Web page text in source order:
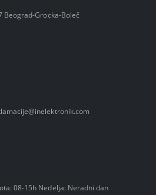
Beograd-Grocka-Boleč
08-15h Nedelja: Neradni dan